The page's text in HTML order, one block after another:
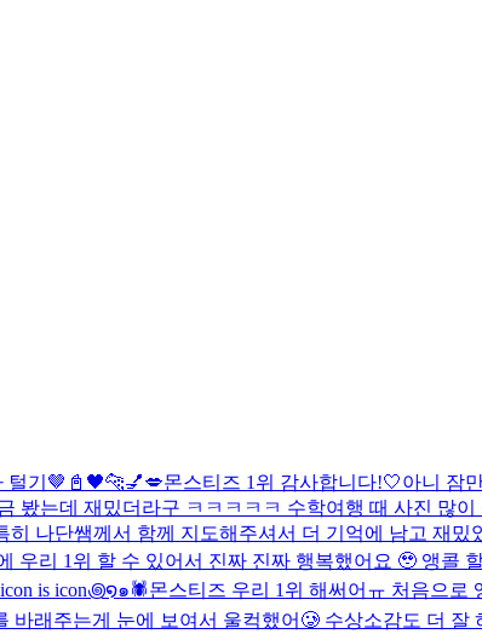
털기🤎 📓🖤🐆💅💋몬스티즈 1위 감사합니다!🤍아니 잠
봤는데 재밌더라구 ㅋㅋㅋㅋㅋ 수학여행 때 사진 많
나단쌤께서 함께 지도해주셔서 더 기억에 남고 재밌
리 1위 할 수 있어서 진짜 진짜 행복했어요 🥹 앵콜
is icon꩜໑๑🕷️몬스티즈 우리 1위 해써어ㅠ 처음으로
래주는게 눈에 보여서 울컥했어🥲 수상소감도 더 잘